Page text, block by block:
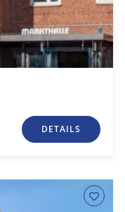
DETAILS